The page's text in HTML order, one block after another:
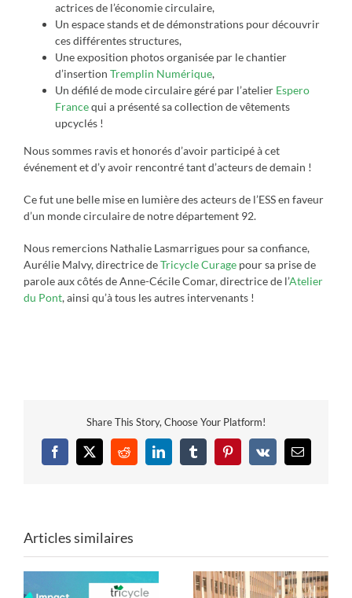
actrices de l’économie circulaire,
Un espace stands et de démonstrations pour découvrir
ces différentes structures,
Une exposition photos organisée par le chantier
d’insertion Tremplin Numérique,
Un défilé de mode circulaire géré par l’atelier Espero
Francequi a présenté sa collection de vêtements
upcyclés !
Nous sommes ravis et honorés d’avoir participé à cet
événement et d’y avoir rencontré tant d’acteurs de demain !
Ce fut une belle mise en lumière des acteurs de l’ESS en faveur
d’un monde circulaire de notre département 92.
Nous remercions Nathalie Lasmarrigues pour sa confiance,
Aurélie Malvy, directrice deTricycle Curage pour sa prise de
parole aux côtés de Anne-Cécile Comar, directrice de l’Atelier
du Pont, ainsi qu’à tous les autres intervenants !
Share This Story, Choose Your Platform!
Facebook
X RedditLinkedInTumblrPinterest
Vk Email
Articles similaires